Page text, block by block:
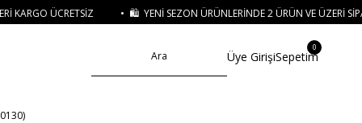
• 🛍️ YENI SEZON ÜRÜNLERINDE 2 ÜRÜN VE ÜZERI SIPARIŞLERDE SEPETTE
Üye GirişiSepetim
0